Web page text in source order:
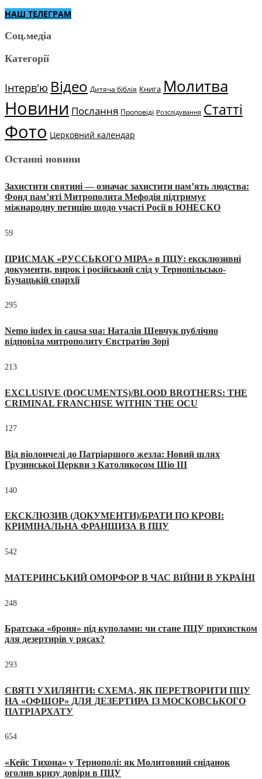
НАШ ТЕЛЕГРАМ
Соц.медіа
Категорії
Інтерв'ю Відео Дитяча біблія Книга Молитва
Новини Послання Проповіді Розслідування Статті
Фото Церковний календар
Останні новини
Захистити святині — означає захистити пам’ять людства:
Фонд пам’яті Митрополита Мефодія підтримує
міжнародну петицію щодо участі Росії в ЮНЕСКО
59
ПРИСМАК «РУССЬКОГО МІРА» в ПЦУ: ексклюзивні
документи, вирок і російський слід у Тернопільсько-
Бучацькій єпархії
295
Nemo iudex in causa sua: Наталія Шевчук публічно
відповіла митрополиту Євстратію Зорі
213
EXCLUSIVE (DOCUMENTS)/BLOOD BROTHERS: THE
CRIMINAL FRANCHISE WITHIN THE OCU
127
Від віолончелі до Патріаршого жезла: Новий шлях
Грузинської Церкви з Католикосом Шіо III
140
ЕКСКЛЮЗИВ (ДОКУМЕНТИ)/БРАТИ ПО КРОВІ:
КРИМІНАЛЬНА ФРАНШИЗА В ПЦУ
542
МАТЕРИНСЬКИЙ ОМОРФОР В ЧАС ВІЙНИ В УКРАЇНІ
248
Братська «броня» під куполами: чи стане ПЦУ прихистком
для дезертирів у рясах?
293
СВЯТІ УХИЛЯНТИ: СХЕМА, ЯК ПЕРЕТВОРИТИ ПЦУ
НА «ОФШОР» ДЛЯ ДЕЗЕРТИРА ІЗ МОСКОВСЬКОГО
ПАТРІАРХАТУ
654
«Кейс Тихона» у Тернополі: як Молитовний сніданок
оголив кризу довіри в ПЦУ